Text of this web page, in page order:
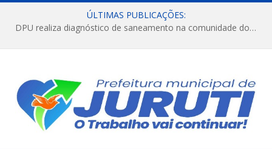
ÚLTIMAS PUBLICAÇÕES:
DPU realiza diagnóstico de saneamento na comunidade do Jararaca.